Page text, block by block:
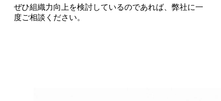
ぜひ組織力向上を検討しているのであれば、弊社に一
度ご相談ください。